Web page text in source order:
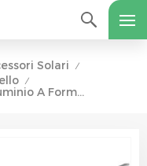
Solari /
/
R039 Binario Solare In Alluminio A Forma Di H